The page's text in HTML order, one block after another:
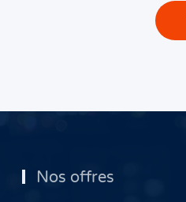
Nos offres